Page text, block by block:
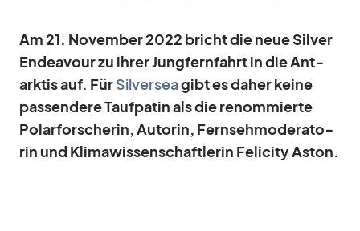
Am 21. No­vem­ber 2022 bricht die neue Sil­ver
En­dea­vour zu ih­rer Jung­fern­fahrt in die Ant­
ark­tis auf. FürSil­ver­seagibt es da­her keine
pas­sen­dere Tauf­pa­tin als die re­nom­mierte
Po­lar­for­sche­rin, Au­torin, Fern­seh­mo­de­ra­to­
rin und Kli­ma­wis­sen­schaft­le­rin Fe­li­city As­ton.